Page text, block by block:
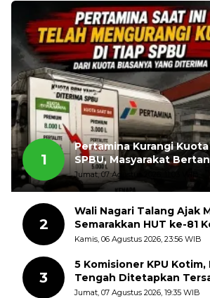
1
Pertamina Kurangi
SPBU, Masyarakat
Jumat, 07 Agustus 2026, 11:03 WIB
2
Wali Nagari Talang Ajak
Semarakkan HUT ke-81
dengan Mengibarkan
Kamis, 06 Agustus 2026, 23:56 WIB
3
5 Komisioner KPU Kotim,
Tengah Ditetapkan
Kerugian Negara ditaksir
Jumat, 07 Agustus 2026, 19:35 WIB